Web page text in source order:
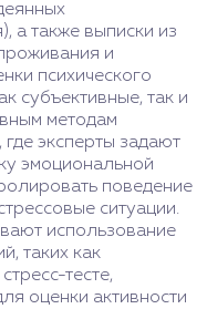
а также выписки из
и
психического
субъективные, так и
методам
где эксперты задают
эмоциональной
поведение
ситуации.
использование
таких как
тесте,
оценки активности